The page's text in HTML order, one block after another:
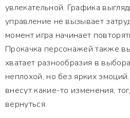
увлекательной. Графика
управление не вызывает
момент игра начинает
Прокачка персонажей также
хватает разнообразия в
неплохой, но без ярких
внесут какие-то изменения,
вернуться.